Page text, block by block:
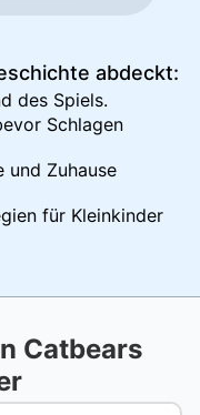
abdeckt:
des Spiels.
Schlagen
und Zuhause
für Kleinkinder
Catbears